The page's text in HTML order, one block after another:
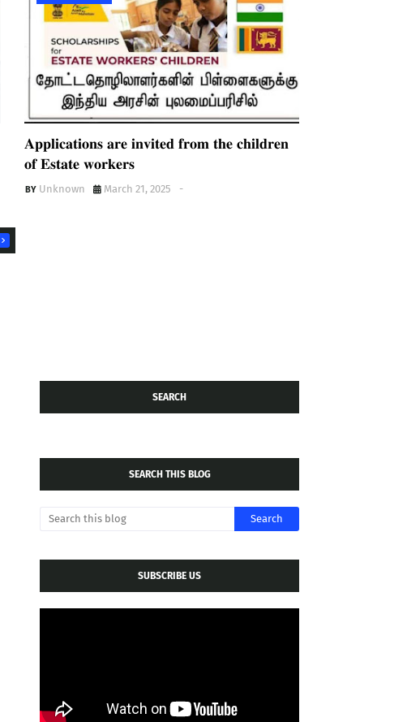
𝐀𝐩𝐩𝐥𝐢𝐜𝐚𝐭𝐢𝐨𝐧𝐬 𝐚𝐫𝐞 𝐢𝐧𝐯𝐢𝐭𝐞𝐝 𝐟𝐫𝐨𝐦 𝐭𝐡𝐞 𝐜𝐡𝐢𝐥𝐝𝐫𝐞𝐧
𝐨𝐟 𝐄𝐬𝐭𝐚𝐭𝐞 𝐰𝐨𝐫𝐤𝐞𝐫𝐬
Unknown -
March 21, 2025
SEARCH
SEARCH THIS BLOG
SUBSCRIBE US